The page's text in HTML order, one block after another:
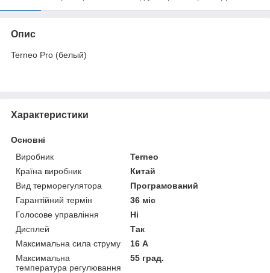
Опис
Terneo Pro (белый)
Характеристики
Основні
Виробник
Terneo
Країна виробник
Китай
Вид терморегулятора
Програмований
Гарантійний термін
36 міс
Голосове управління
Ні
Дисплей
Так
Максимальна сила струму
16 А
Максимальна
температура регулювання
55 град.